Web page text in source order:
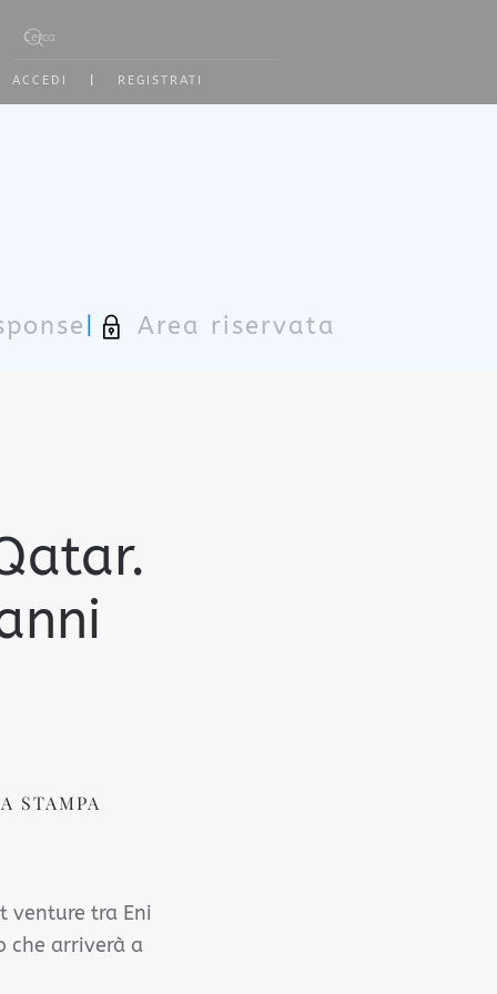
ACCEDI
REGISTRATI
Area riservata
STAMPA
venture tra Eni
che arriverà a